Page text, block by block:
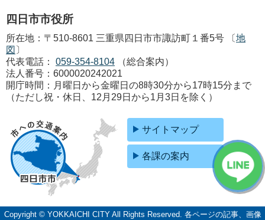
四日市市役所
所在地：〒510-8601 三重県四日市市諏訪町１番5号 〔地
図 〕
代表電話：
059-354-8104
（総合案内）
法人番号：6000020242021
開庁時間：月曜日から金曜日の8時30分から17時15分まで
（ただし祝・休日、12月29日から1月3日を除く）
サイトマップ
各課の案内
Copyright © YOKKAICHI CITY All Rights Reserved. 各ページの記事、画像